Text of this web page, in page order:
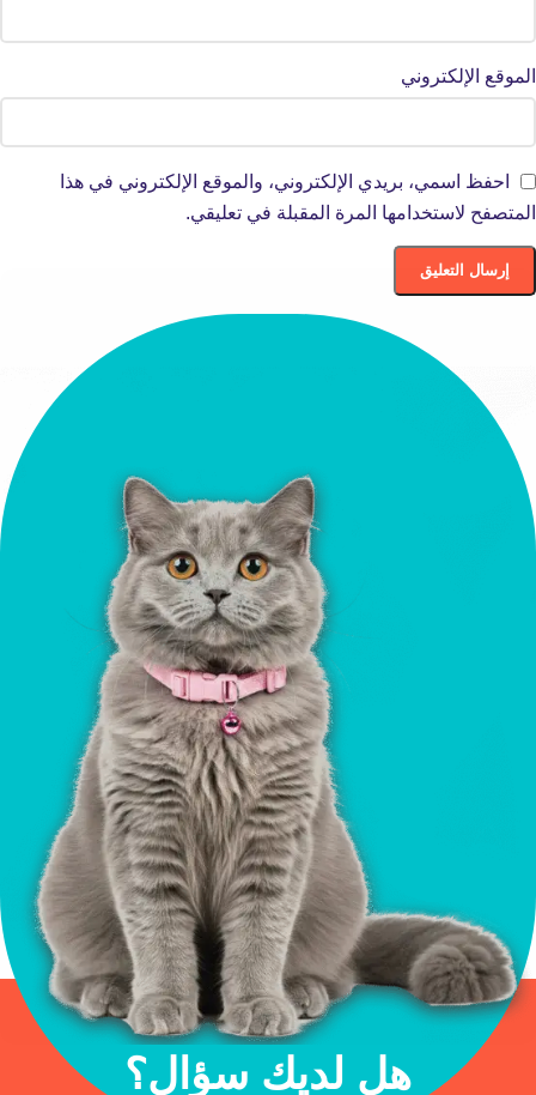
الموقع الإلكتروني
احفظ اسمي، بريدي الإلكتروني، والموقع الإلكتروني في هذا
المتصفح لاستخدامها المرة المقبلة في تعليقي.
هل لديك سؤال؟